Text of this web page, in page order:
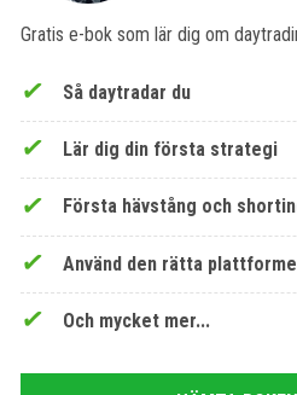
Gratis e-bok som lär dig om
Så daytradar du
Lär dig din första strategi
Första hävstång och
Använd den rätta
Och mycket mer...